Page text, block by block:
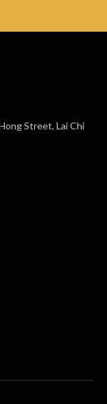
Street, Lai Chi